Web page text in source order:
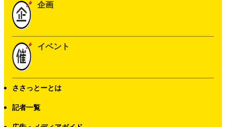
企画
イベント
ささっとーとは
記者一覧